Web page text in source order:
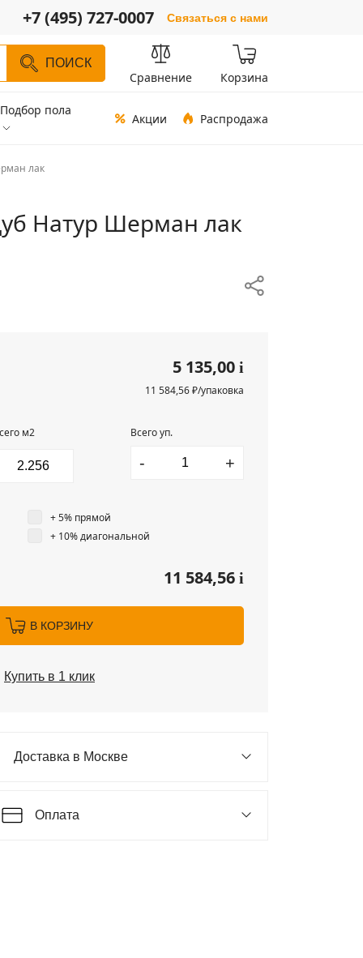
+7 (495) 727-0007 Связаться с нами
ПОИСК
Сравнение Корзина
Подбор пола
Акции Распродажа
лак
Натур Шерман лак
5 135,00 i
11 584,56 ₽/упаковка
м2 Всего уп.
- +
+ 5% прямой
+ 10% диагональной
11 584,56 i
В КОРЗИНУ
Купить в 1 клик
Доставка в Москве
Оплата